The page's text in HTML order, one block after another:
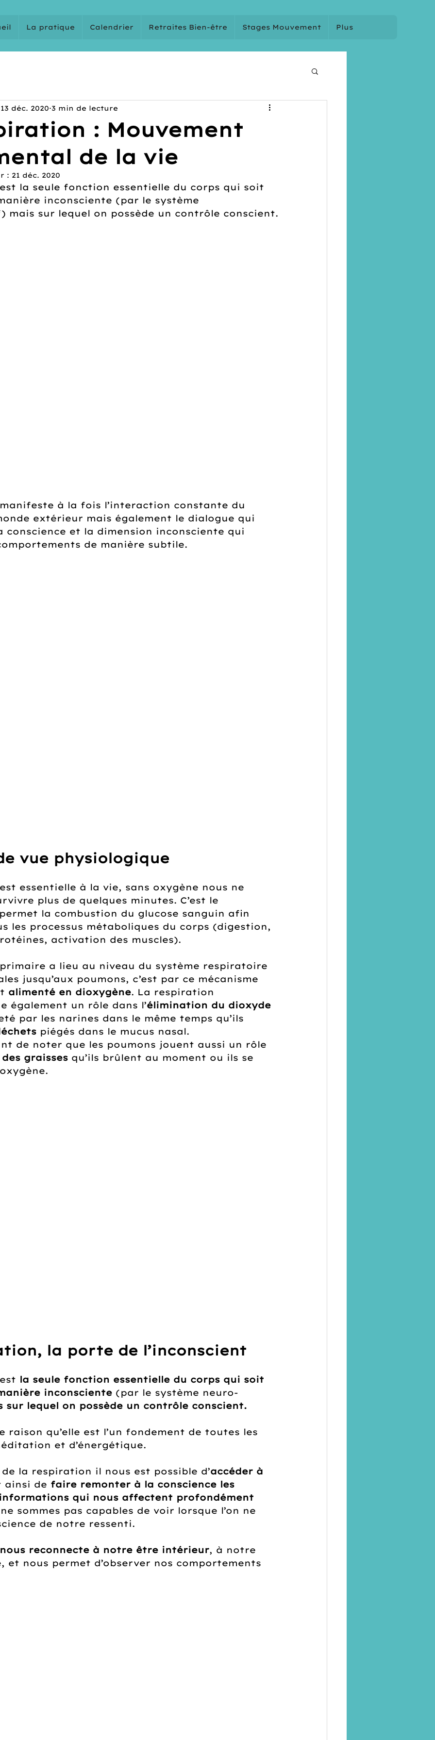
La pratique Calendrier Retraites Bien-être Stages Mouvement Plus
: Mouvement
de la vie
13 déc. 2020 3 min de lecture
: 21 déc. 2020
la seule fonction essentielle du corps qui soit
inconsciente (par le système
mais sur lequel on possède un contrôle conscient.
à la fois l’interaction constante du
extérieur mais également le dialogue qui
conscience et la dimension inconsciente qui
de manière subtile.
vue physiologique
essentielle à la vie, sans oxygène nous ne
plus de quelques minutes. C’est le
la combustion du glucose sanguin afin
les processus métaboliques du corps (digestion,
activation des muscles).
a lieu au niveau du système respiratoire
jusqu’aux poumons, c’est par ce mécanisme
alimenté en dioxygène. La respiration
également un rôle dans l’élimination du dioxyde
par les narines dans le même temps qu’ils
piégés dans le mucus nasal.
de noter que les poumons jouent aussi un rôle
graisses qu’ils brûlent au moment ou ils se
la porte de l’inconscient
la seule fonction essentielle du corps qui soit
inconsciente (par le système neuro-
sur lequel on possède un contrôle conscient.
raison qu’elle est l’un fondement de toutes les
et d’énergétique.
la respiration il nous est possible d’accéder à
ainsi de faire remonter à la conscience les
qui nous affectent profondément
sommes pas capables de voir lorsque l’on ne
de notre ressenti.
reconnecte à notre être intérieur, à notre
et nous permet d’observer nos comportements